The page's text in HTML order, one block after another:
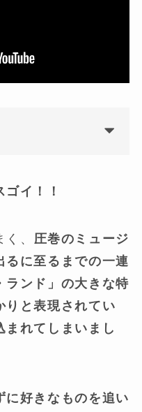
ゴイ！！
、 圧巻のミュージ
るに至るまでの一連
ランド」の大きな特
りと表現されてい
まれてしまいまし
に好きなものを追い